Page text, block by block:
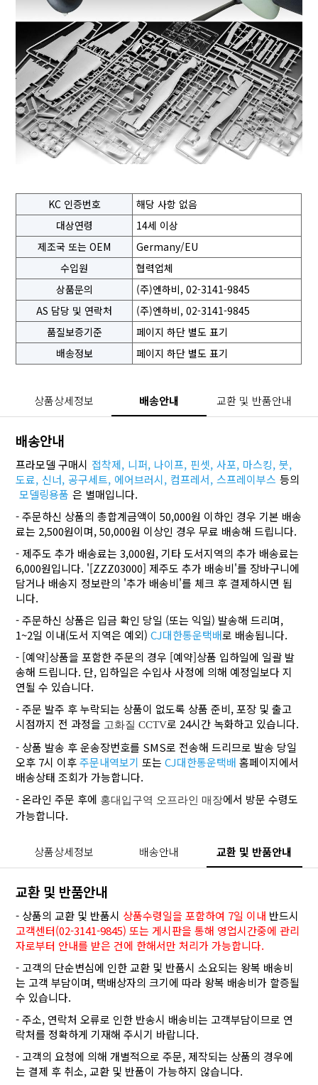
KC 인증번호
해당 사항 없음
대상연령
14세 이상
제조국 또는 OEM
Germany/EU
수입원
협력업체
상품문의
(주)엔하비, 02-3141-9845
AS 담당 및 연락처
(주)엔하비, 02-3141-9845
품질보증기준
페이지 하단 별도 표기
배송정보
페이지 하단 별도 표기
상품상세정보 배송안내 교환 및 반품안내
배송안내
프라모델 구매시 접착제, 니퍼, 나이프, 핀셋, 사포, 마스킹, 붓,
도료, 신너, 공구세트, 에어브러시, 컴프레서, 스프레이부스 등의
모델링용품 은 별매입니다.
- 주문하신 상품의 총합계금액이 50,000원 이하인 경우 기본 배송
료는 2,500원이며, 50,000원 이상인 경우 무료 배송해 드립니다.
- 제주도 추가 배송료는 3,000원, 기타 도서지역의 추가 배송료는
6,000원입니다. '[ZZZ03000] 제주도 추가 배송비'를 장바구니에
담거나 배송지 정보란의 '추가 배송비'를 체크 후 결제하시면 됩
니다.
- 주문하신 상품은 입금 확인 당일 (또는 익일) 발송해 드리며,
1~2일 이내(도서 지역은 예외)CJ대한통운택배로 배송됩니다.
- [예약]상품을 포함한 주문의 경우 [예약]상품 입하일에 일괄 발
송해 드립니다. 단, 입하일은 수입사 사정에 의해 예정일보다 지
연될 수 있습니다.
- 주문 발주 후 누락되는 상품이 없도록 상품 준비, 포장 및 출고
시점까지 전 과정을 고화질 CCTV로 24시간 녹화하고 있습니다.
- 상품 발송 후 운송장번호를 SMS로 전송해 드리므로 발송 당일
오후 7시 이후주문내역보기 또는CJ대한통운택배 홈페이지에서
배송상태 조회가 가능합니다.
- 온라인 주문 후에 홍대입구역 오프라인 매장에서 방문 수령도
가능합니다.
상품상세정보 배송안내 교환 및 반품안내
교환 및 반품안내
- 상품의 교환 및 반품시 상품수령일을 포함하여 7일 이내 반드시
고객센터(02-3141-9845) 또는 게시판을 통해 영업시간중에 관리
자로부터 안내를 받은 건에 한해서만 처리가 가능합니다.
- 고객의 단순변심에 인한 교환 및 반품시 소요되는 왕복 배송비
는 고객 부담이며, 택배상자의 크기에 따라 왕복 배송비가 할증될
수 있습니다.
- 주소, 연락처 오류로 인한 반송시 배송비는 고객부담이므로 연
락처를 정확하게 기재해 주시기 바랍니다.
- 고객의 요청에 의해 개별적으로 주문, 제작되는 상품의 경우에
는 결제 후 취소, 교환 및 반품이 가능하지 않습니다.